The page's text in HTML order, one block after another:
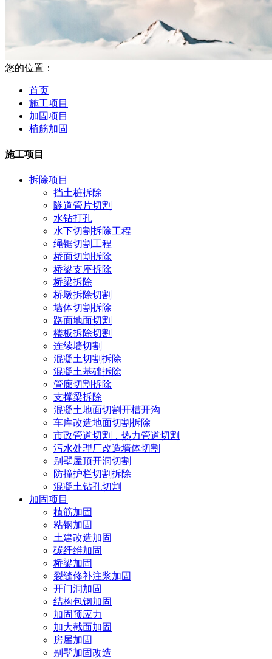
您的位置：
首页
施工项目
加固项目
植筋加固
施工项目
拆除项目
挡土桩拆除
隧道管片切割
水钻打孔
水下切割拆除工程
绳锯切割工程
桥面切割拆除
桥梁支座拆除
桥梁拆除
桥墩拆除切割
墙体切割拆除
路面地面切割
楼板拆除切割
连续墙切割
混凝土切割拆除
混凝土基础拆除
管廊切割拆除
支撑梁拆除
混凝土地面切割开槽开沟
车库改造地面切割拆除
市政管道切割，热力管道切割
污水处理厂改造墙体切割
别墅屋顶开洞切割
防撞护栏切割拆除
混凝土钻孔切割
加固项目
植筋加固
粘钢加固
土建改造加固
碳纤维加固
桥梁加固
裂缝修补注浆加固
开门洞加固
结构包钢加固
加固预应力
加大截面加固
房屋加固
别墅加固改造